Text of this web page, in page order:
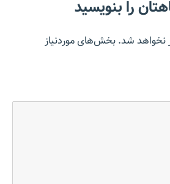
را بنویسید
نخواهد شد.بخش‌های موردنیاز